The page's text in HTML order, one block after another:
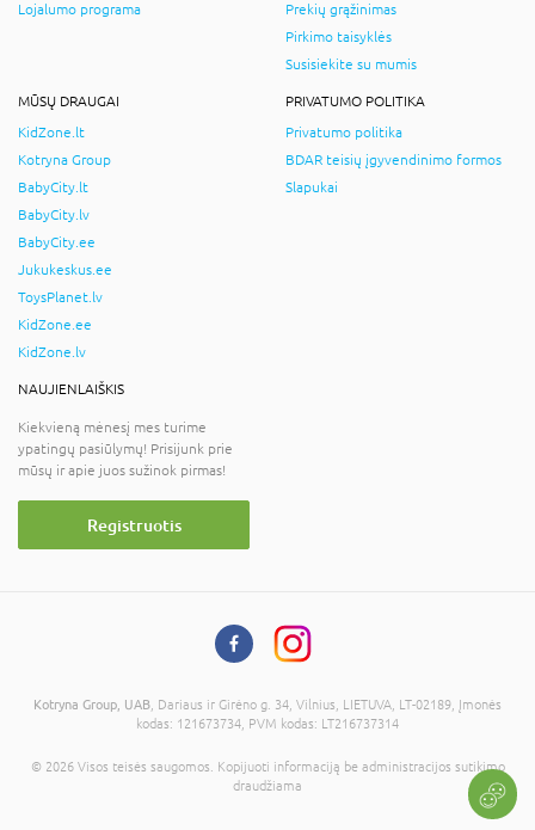
Lojalumo programa
Prekių grąžinimas
Pirkimo taisyklės
Susisiekite su mumis
MŪSŲ DRAUGAI
KidZone.lt
Kotryna Group
BabyCity.lt
BabyCity.lv
BabyCity.ee
Jukukeskus.ee
ToysPlanet.lv
KidZone.ee
KidZone.lv
PRIVATUMO POLITIKA
Privatumo politika
BDAR teisių įgyvendinimo formos
Slapukai
NAUJIENLAIŠKIS
Kiekvieną mėnesį mes turime
ypatingų pasiūlymų! Prisijunk prie
mūsų ir apie juos sužinok pirmas!
Registruotis
Kotryna Group, UAB , Dariaus ir Girėno g. 34, Vilnius, LIETUVA, LT-02189, Įmonės
kodas: 121673734, PVM kodas: LT216737314
© 2026 Visos teisės saugomos. Kopijuoti informaciją be administracijos sutikimo
draudžiama